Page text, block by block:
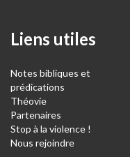
Liens utiles
Notes bibliques et
prédications
Théovie
Partenaires
Stop à la violence !
Nous rejoindre